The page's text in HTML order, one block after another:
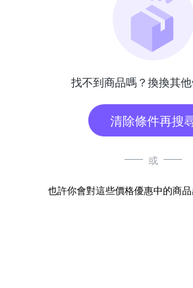
找不到商品嗎？換換其他
清除條件再搜
或
也許你會對這些價格優惠中的商品